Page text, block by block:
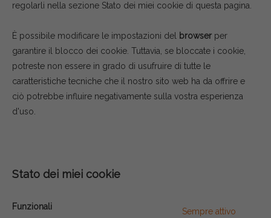
regolarli nella sezione Stato dei miei cookie di questa pagina.
È possibile modificare le impostazioni del browser per
garantire il blocco dei cookie. Tuttavia, se bloccate i cookie,
potreste non essere in grado di usufruire di tutte le
caratteristiche tecniche che il nostro sito web ha da offrire e
ciò potrebbe influire negativamente sulla vostra esperienza
d'uso.
Stato dei miei cookie
Funzionali
Sempre attivo